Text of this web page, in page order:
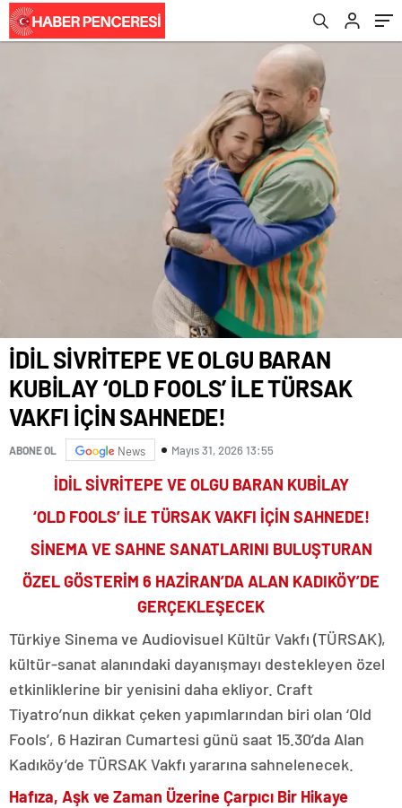
SAHNEDE!
İDİL SİVRİTEPE VE OLGU BARAN
KUBİLAY ‘OLD FOOLS’ İLE TÜRSAK
VAKFI İÇİN SAHNEDE!
ABONE OL News Mayıs 31, 2026 13:55
İDİL SİVRİTEPE VE OLGU BARAN KUBİLAY
‘OLD FOOLS’ İLE TÜRSAK VAKFI İÇİN SAHNEDE!
SİNEMA VE SAHNE SANATLARINI BULUŞTURAN
ÖZEL GÖSTERİM 6 HAZİRAN’DA ALAN KADIKÖY’DE
GERÇEKLEŞECEK
Türkiye Sinema ve Audiovisuel Kültür Vakfı (TÜRSAK),
kültür-sanat alanındaki dayanışmayı destekleyen özel
etkinliklerine bir yenisini daha ekliyor. Craft
Tiyatro’nun dikkat çeken yapımlarından biri olan ‘Old
Fools’, 6 Haziran Cumartesi günü saat 15.30’da Alan
Kadıköy’de TÜRSAK Vakfı yararına sahnelenecek.
Hafıza, Aşk ve Zaman Üzerine Çarpıcı Bir Hikaye
Mayıs’ta Kentin Dört Bir Yanında!